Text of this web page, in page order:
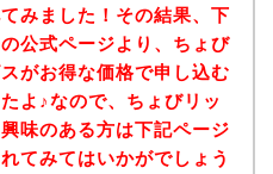
みました！その結果、下
公式ページより、ちょび
がお得な価格で申し込む
よ♪なので、ちょびリッ
味のある方は下記ページ
てみてはいかがでしょう